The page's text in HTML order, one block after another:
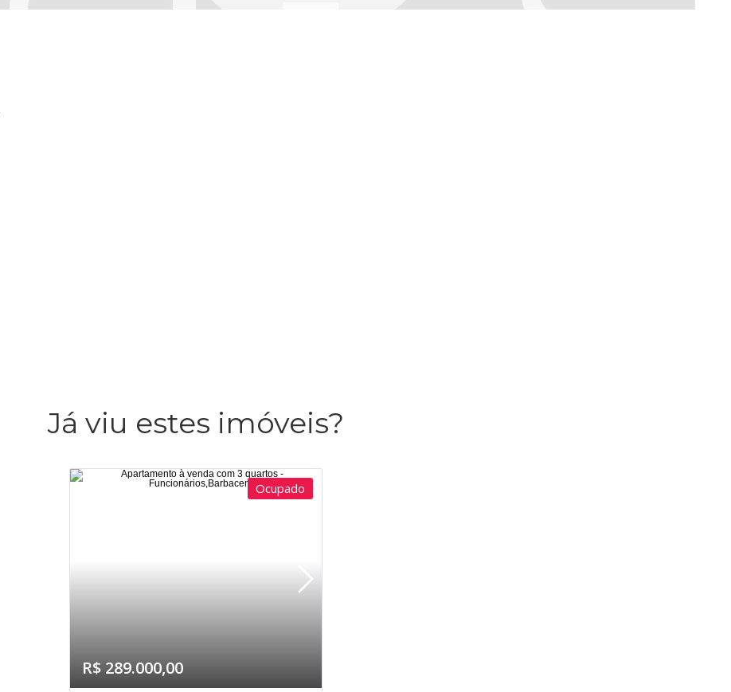
Já viu estes imóveis?
Ocupado
R$ 289.000,00